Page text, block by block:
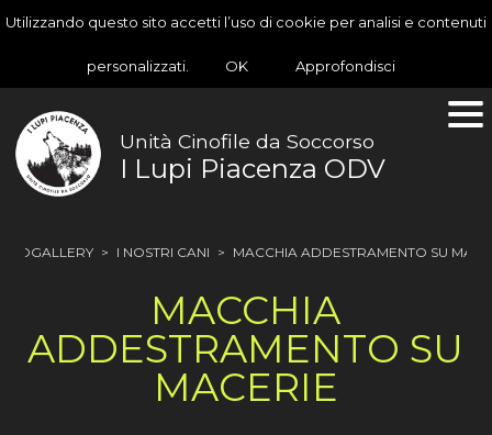
Utilizzando questo sito accetti l’uso di cookie per analisi e contenuti
personalizzati. OK Approfondisci
Unità Cinofile da Soccorso
I Lupi Piacenza ODV
> I NOSTRI CANI > MACCHIA ADDESTRAMENTO SU
MACCHIA
ADDESTRAMENTO SU
MACERIE